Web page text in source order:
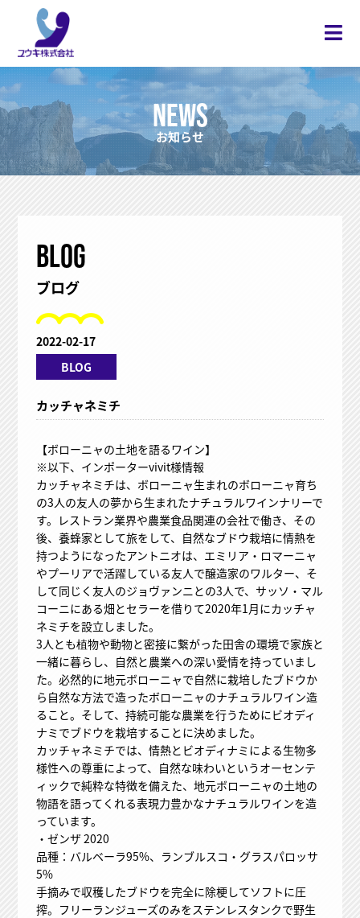
NEWS
お知らせ
BLOG
ブログ
2022-02-17
BLOG
カッチャネミチ
【ボローニャの土地を語るワイン】
※以下、インポーターvivit様情報
カッチャネミチは、ボローニャ生まれのボローニャ育ち
の3人の友人の夢から生まれたナチュラルワインナリーで
す。レストラン業界や農業食品関連の会社で働き、その
後、養蜂家として旅をして、自然なブドウ栽培に情熱を
持つようになったアントニオは、エミリア・ロマーニャ
やプーリアで活躍している友人で醸造家のワルター、そ
して同じく友人のジョヴァンニとの3人で、サッソ・マル
コーニにある畑とセラーを借りて2020年1月にカッチャ
ネミチを設立しました。
3人とも植物や動物と密接に繋がった田舎の環境で家族と
一緒に暮らし、自然と農業への深い愛情を持っていまし
た。必然的に地元ボローニャで自然に栽培したブドウか
ら自然な方法で造ったボローニャのナチュラルワイン造
ること。そして、持続可能な農業を行うためにビオディ
ナミでブドウを栽培することに決めました。
カッチャネミチでは、情熱とビオディナミによる生物多
様性への尊重によって、自然な味わいというオーセンテ
ィックで純粋な特徴を備えた、地元ボローニャの土地の
物語を語ってくれる表現力豊かなナチュラルワインを造
っています。
・ゼンザ 2020
品種：バルベーラ95%、ランブルスコ・グラスパロッサ
5%
手摘みで収穫したブドウを完全に除梗してソフトに圧
搾。フリーランジューズのみをステンレスタンクで野生